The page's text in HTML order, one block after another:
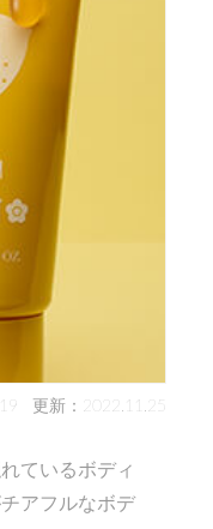
更新：2022.11.25
ているボディ
アフルなボデ